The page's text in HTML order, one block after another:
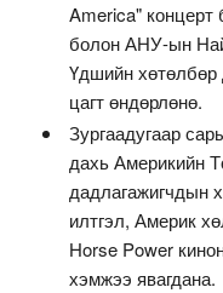
America"
болон АНУ-ын
Үдшийн
цагт өндөрлөнө.
Зургаадугаар
дахь Америкийн
дадлагажигчдын
илтгэл, Америк
Horse Power
хэмжээ явагдана.